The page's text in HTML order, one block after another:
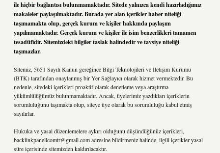
ile hiçbir bağlantısı bulunmamaktadır. Sitede yalnızca kendi hazırladığımız
makaleler paylaşılmaktadır. Burada yer alan içerikler haber niteliği
taşımamakta olup, gerçek kurum ve kişiler hakkında paylaşım
yapılmamaktadır. Gerçek kurum ve kişiler ile isim benzerlikleri tamamen
tesadüfidir. Sitemizdeki bilgiler taslak halindedir ve tavsiye niteliği
taşımazlar.
Sitemiz, 5651 Sayılı Kanun gereğince Bilgi Teknolojileri ve İletişim Kurumu
(BTK) tarafından onaylanmış bir Yer Sağlayıcı olarak hizmet vermektedir. Bu
nedenle, sitedeki içerikleri proaktif olarak denetleme veya araştırma
yükümlülüğümüz bulunmamaktadır. Ancak, üyelerimiz yazdıkları içeriklerin
sorumluluğunu taşımakta olup, siteye üye olarak bu sorumluluğu kabul etmiş
sayılırlar.
Hukuka ve yasal düzenlemelere aykırı olduğunu düşündüğünüz içerikleri,
backlinkpanelicomtr@gmail.comadresine bildirmeniz halinde, ilgili içerikler yasal
süre içerisinde sitemizden kaldırılacaktır.